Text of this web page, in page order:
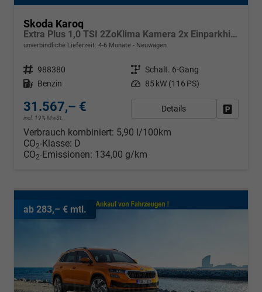
Skoda Karoq
Extra Plus 1,0 TSI 2ZoKlima Kamera 2x Einparkhilfe Alu Felgen 5J Garantie Sitzheizung Matrix el Heckklappe ACC
unverbindliche Lieferzeit: 4-6 Monate Neuwagen
Fahrzeugnr. 988380 Getriebe Schalt. 6-Gang
Kraftstoff Benzin Leistung 85 kW (116 PS)
31.567,– €
incl. 19% MwSt.
Details
Verbrauch kombiniert: 5,90 l/100km
CO2-Klasse: D
CO2-Emissionen: 134,00 g/km
ab 283,– € mtl.